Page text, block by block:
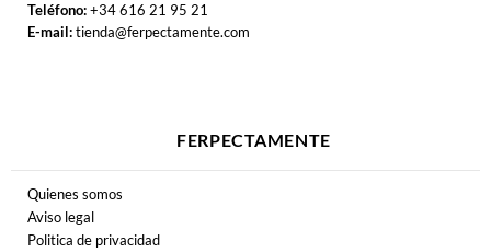
Teléfono:+34 616 21 95 21
E-mail:tienda@ferpectamente.com
FERPECTAMENTE
Quienes somos
Aviso legal
Politica de privacidad